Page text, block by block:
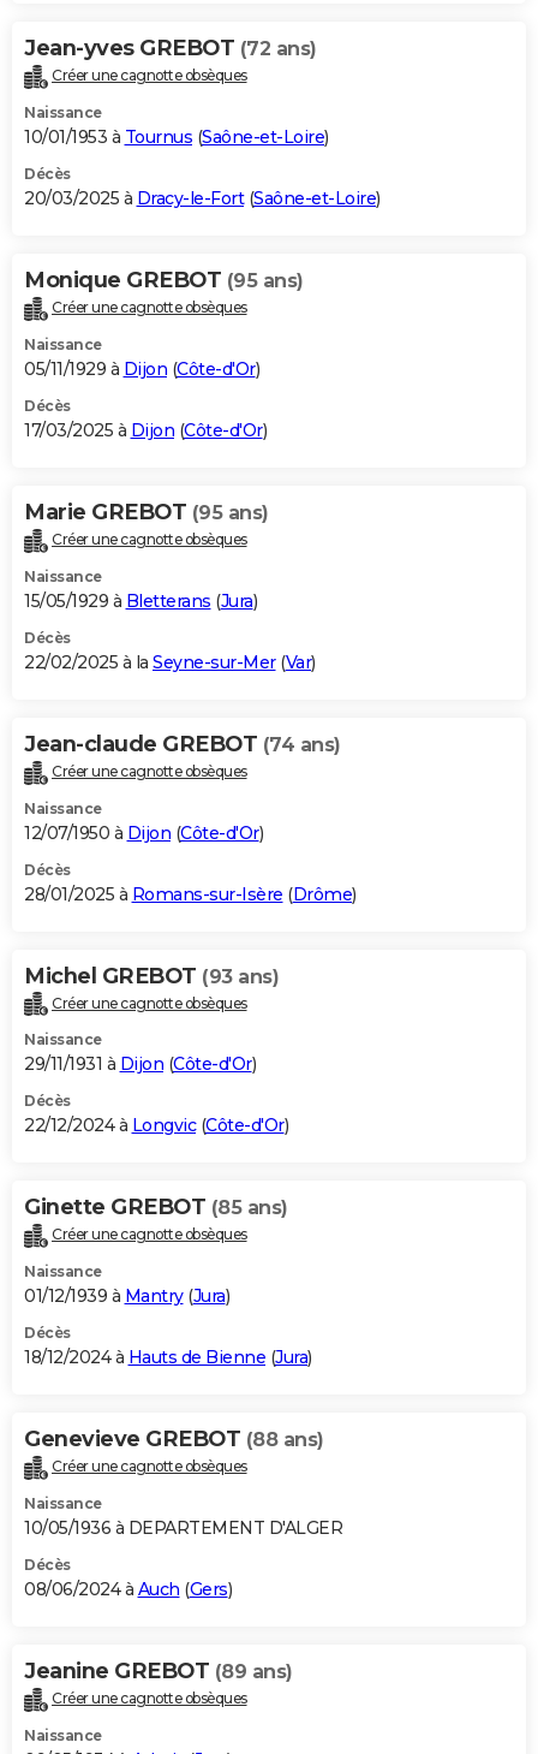
Jean-yves GREBOT (72 ans)
Créer une cagnotte obsèques
Naissance
10/01/1953 à Tournus (Saône-et-Loire)
Décès
20/03/2025 à Dracy-le-Fort(Saône-et-Loire)
Monique GREBOT (95 ans)
Créer une cagnotte obsèques
Naissance
05/11/1929 à Dijon (Côte-d'Or)
Décès
17/03/2025 à Dijon (Côte-d'Or)
Marie GREBOT (95 ans)
Créer une cagnotte obsèques
Naissance
15/05/1929 à Bletterans (Jura)
Décès
22/02/2025 à la Seyne-sur-Mer(Var)
Jean-claude GREBOT (74 ans)
Créer une cagnotte obsèques
Naissance
12/07/1950 à Dijon (Côte-d'Or)
Décès
28/01/2025 à Romans-sur-Isère (Drôme)
Michel GREBOT (93 ans)
Créer une cagnotte obsèques
Naissance
29/11/1931 à Dijon (Côte-d'Or)
Décès
22/12/2024 à Longvic(Côte-d'Or)
Ginette GREBOT (85 ans)
Créer une cagnotte obsèques
Naissance
01/12/1939 à Mantry(Jura)
Décès
18/12/2024 à Hauts de Bienne (Jura)
Genevieve GREBOT (88 ans)
Créer une cagnotte obsèques
Naissance
10/05/1936 à DEPARTEMENT D'ALGER
Décès
08/06/2024 à Auch (Gers)
Jeanine GREBOT (89 ans)
Créer une cagnotte obsèques
Naissance